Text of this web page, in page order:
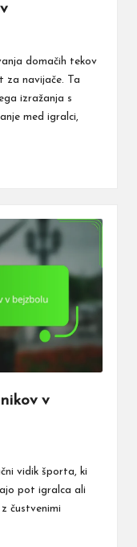
domačih tekov
za navijače. Ta
izražanja s
med igralci,
v
vidik športa, ki
pot igralca ali
čustvenimi